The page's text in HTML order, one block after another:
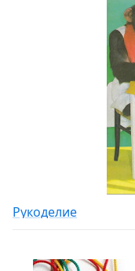
Рукоделие